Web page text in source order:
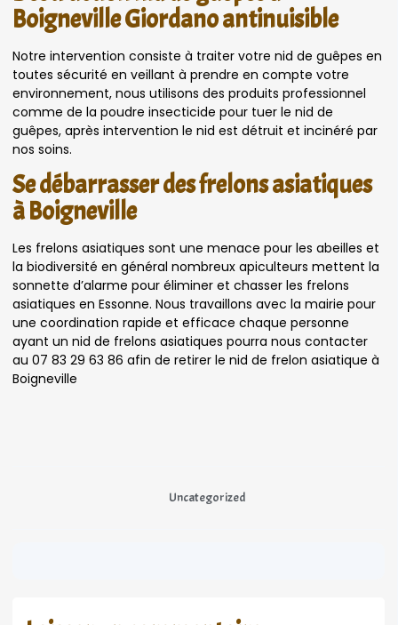
Boigneville Giordano antinuisible
Notre intervention consiste à traiter votre nid de guêpes en
toutes sécurité en veillant à prendre en compte votre
environnement, nous utilisons des produits professionnel
comme de la poudre insecticide pour tuer le nid de
guêpes, après intervention le nid est détruit et incinéré par
nos soins.
Se débarrasser des frelons asiatiques
à Boigneville
Les frelons asiatiques sont une menace pour les abeilles et
la biodiversité en général nombreux apiculteurs mettent la
sonnette d’alarme pour éliminer et chasser les frelons
asiatiques en Essonne. Nous travaillons avec la mairie pour
une coordination rapide et efficace chaque personne
ayant un nid de frelons asiatiques pourra nous contacter
au 07 83 29 63 86 afin de retirer le nid de frelon asiatique à
Boigneville
Uncategorized